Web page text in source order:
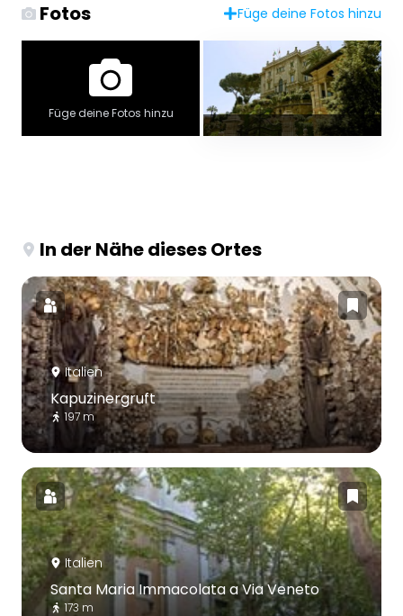
Fotos Füge deine Fotos hinzu
Füge deine Fotos hinzu
In der Nähe dieses Ortes
Italien
Kapuzinergruft
197 m
Italien
Santa Maria Immacolata a Via Veneto
173 m